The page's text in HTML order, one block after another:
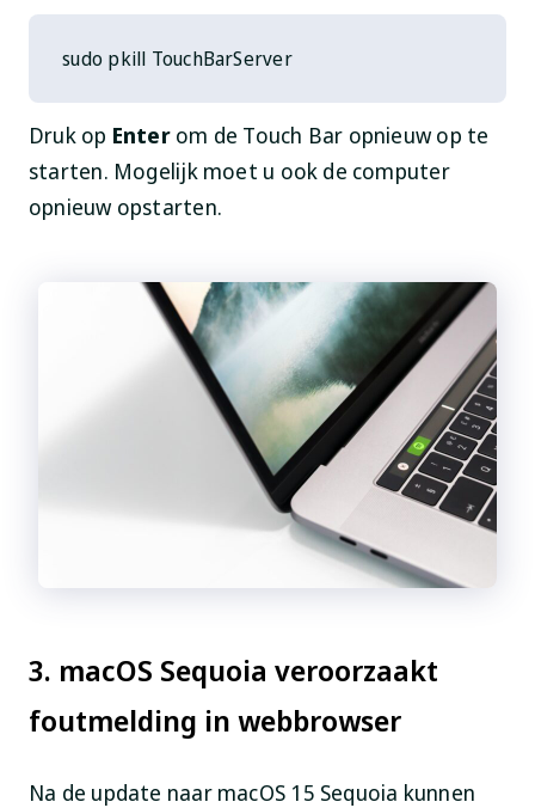
sudo pkill TouchBarServer
Druk op Enterom de Touch Bar opnieuw op te
starten. Mogelijk moet u ook de computer
opnieuw opstarten.
3. macOS Sequoia veroorzaakt
foutmelding in webbrowser
Na de update naar macOS 15 Sequoia kunnen